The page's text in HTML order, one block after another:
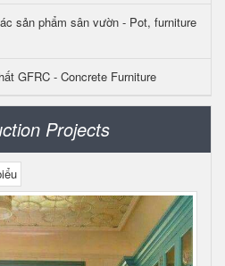
sản phẩm sân vườn - Pot, furniture
GFRC - Concrete Furniture
Projects